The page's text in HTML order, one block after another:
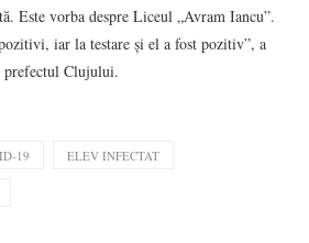
Este vorba despre Liceul „Avram Iancu”.
iar la testare și el a fost pozitiv”, a
prefectul Clujului.
19 ELEV INFECTAT